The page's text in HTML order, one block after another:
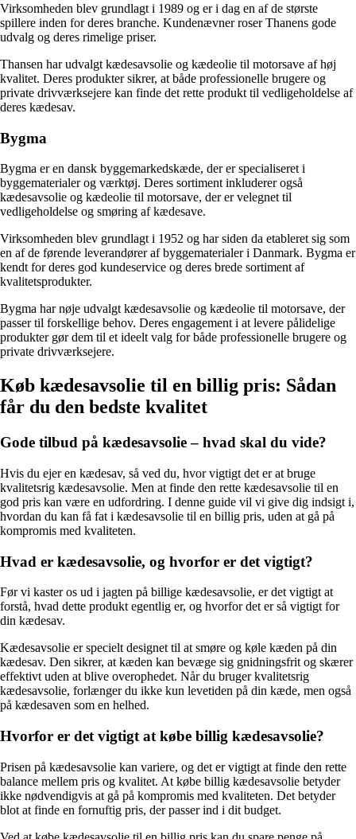
Virksomheden blev grundlagt i 1989 og er i dag en af de største
spillere inden for deres branche. Kundenævner roser Thanens gode
udvalg og deres rimelige priser.
Thansen har udvalgt kædesavsolie og kædeolie til motorsave af høj
kvalitet. Deres produkter sikrer, at både professionelle brugere og
private drivværksejere kan finde det rette produkt til vedligeholdelse af
deres kædesav.
Bygma
Bygma er en dansk byggemarkedskæde, der er specialiseret i
byggematerialer og værktøj. Deres sortiment inkluderer også
kædesavsolie og kædeolie til motorsave, der er velegnet til
vedligeholdelse og smøring af kædesave.
Virksomheden blev grundlagt i 1952 og har siden da etableret sig som
en af de førende leverandører af byggematerialer i Danmark. Bygma er
kendt for deres god kundeservice og deres brede sortiment af
kvalitetsprodukter.
Bygma har nøje udvalgt kædesavsolie og kædeolie til motorsave, der
passer til forskellige behov. Deres engagement i at levere pålidelige
produkter gør dem til et ideelt valg for både professionelle brugere og
private drivværksejere.
Køb kædesavsolie til en billig pris: Sådan
får du den bedste kvalitet
Gode tilbud på kædesavsolie – hvad skal du vide?
Hvis du ejer en kædesav, så ved du, hvor vigtigt det er at bruge
kvalitetsrig kædesavsolie. Men at finde den rette kædesavsolie til en
god pris kan være en udfordring. I denne guide vil vi give dig indsigt i,
hvordan du kan få fat i kædesavsolie til en billig pris, uden at gå på
kompromis med kvaliteten.
Hvad er kædesavsolie, og hvorfor er det vigtigt?
Før vi kaster os ud i jagten på billige kædesavsolie, er det vigtigt at
forstå, hvad dette produkt egentlig er, og hvorfor det er så vigtigt for
din kædesav.
Kædesavsolie er specielt designet til at smøre og køle kæden på din
kædesav. Den sikrer, at kæden kan bevæge sig gnidningsfrit og skærer
effektivt uden at blive overophedet. Når du bruger kvalitetsrig
kædesavsolie, forlænger du ikke kun levetiden på din kæde, men også
på kædesaven som en helhed.
Hvorfor er det vigtigt at købe billig kædesavsolie?
Prisen på kædesavsolie kan variere, og det er vigtigt at finde den rette
balance mellem pris og kvalitet. At købe billig kædesavsolie betyder
ikke nødvendigvis at gå på kompromis med kvaliteten. Det betyder
blot at finde en fornuftig pris, der passer ind i dit budget.